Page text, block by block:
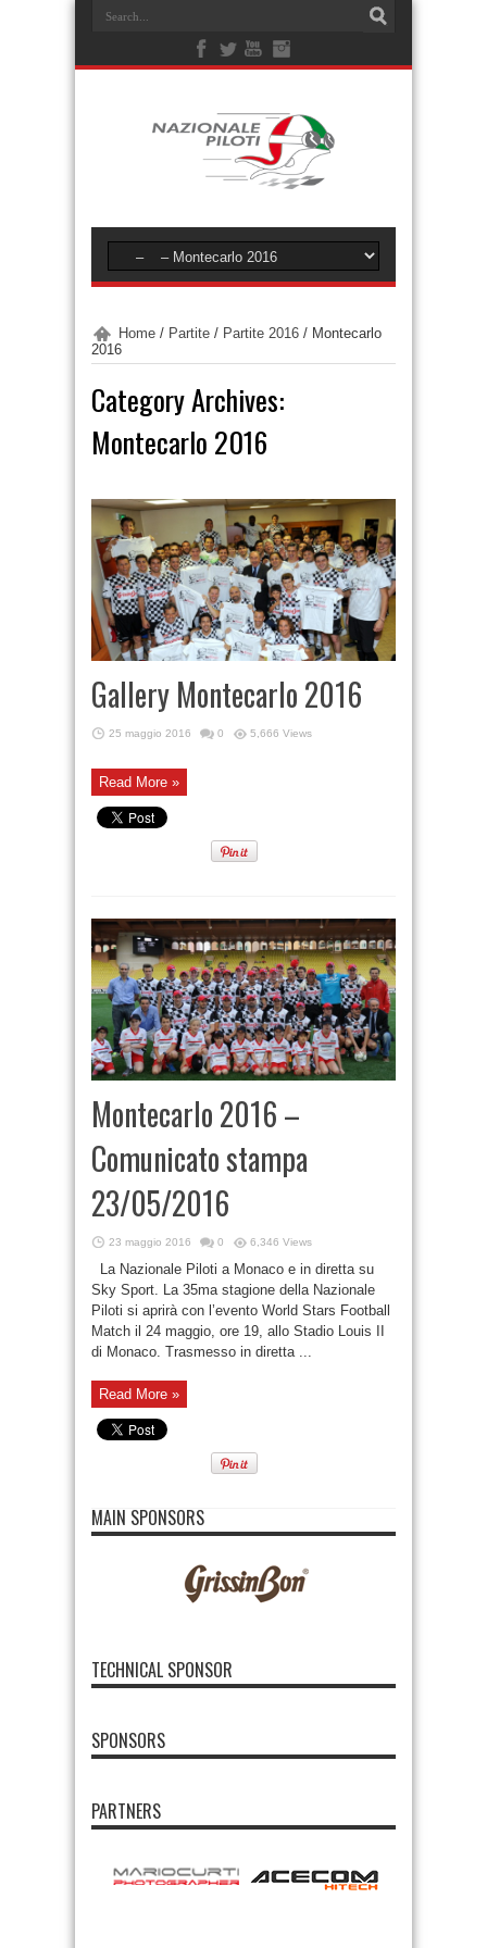
Home / Partite / Partite 2016 / Montecarlo
2016
Category Archives:
Montecarlo 2016
Gallery Montecarlo 2016
25 maggio 2016 0 5,666 Views
Read More »
Montecarlo 2016 –
Comunicato stampa
23/05/2016
23 maggio 2016 0 6,346 Views
La Nazionale Piloti a Monaco e in diretta su
Sky Sport. La 35ma stagione della Nazionale
Piloti si aprirà con l’evento World Stars Football
Match il 24 maggio, ore 19, allo Stadio Louis II
di Monaco. Trasmesso in diretta ...
Read More »
MAIN SPONSORS
TECHNICAL SPONSOR
SPONSORS
PARTNERS